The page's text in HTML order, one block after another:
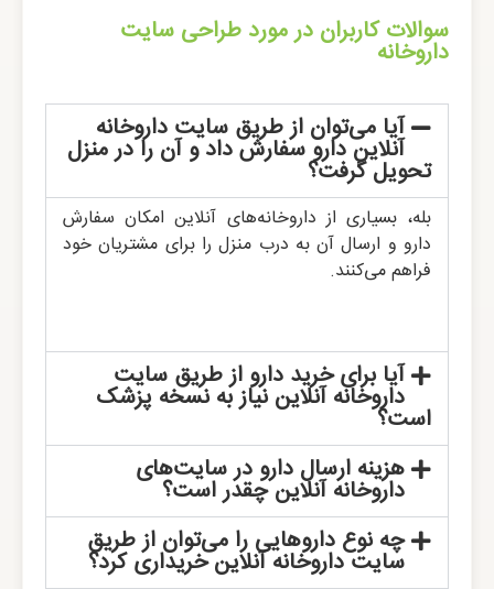
سوالات کاربران در مورد طراحی سایت
داروخانه
آیا می‌توان از طریق سایت داروخانه
آنلاین دارو سفارش داد و آن را در منزل
تحویل گرفت؟
بله، بسیاری از داروخانه‌های آنلاین امکان سفارش
دارو و ارسال آن به درب منزل را برای مشتریان خود
فراهم می‌کنند.
آیا برای خرید دارو از طریق سایت
داروخانه آنلاین نیاز به نسخه پزشک
است؟
هزینه ارسال دارو در سایت‌های
داروخانه آنلاین چقدر است؟
چه نوع داروهایی را می‌توان از طریق
سایت داروخانه آنلاین خریداری کرد؟